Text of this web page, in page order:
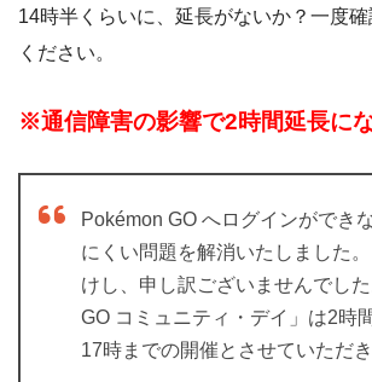
14時半くらいに、延長がないか？一度
ください。
※通信障害の影響で2時間延長に
Pokémon GO へログインができ
にくい問題を解消いたしました
けし、申し訳ございませんでし
GO コミュニティ・デイ」は2時
17時までの開催とさせていただき